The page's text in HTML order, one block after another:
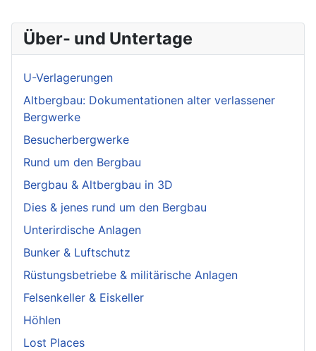
Über- und Untertage
U-Verlagerungen
Altbergbau: Dokumentationen alter verlassener
Bergwerke
Besucherbergwerke
Rund um den Bergbau
Bergbau & Altbergbau in 3D
Dies & jenes rund um den Bergbau
Unterirdische Anlagen
Bunker & Luftschutz
Rüstungsbetriebe & militärische Anlagen
Felsenkeller & Eiskeller
Höhlen
Lost Places